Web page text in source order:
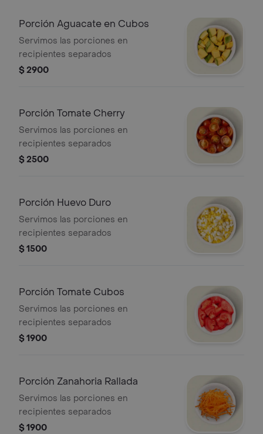
Porción Aguacate en Cubos
Servimos las porciones en
recipientes separados
$ 2900
Porción Tomate Cherry
Servimos las porciones en
recipientes separados
$ 2500
Porción Huevo Duro
Servimos las porciones en
recipientes separados
$ 1500
Porción Tomate Cubos
Servimos las porciones en
recipientes separados
$ 1900
Porción Zanahoria Rallada
Servimos las porciones en
recipientes separados
$ 1900